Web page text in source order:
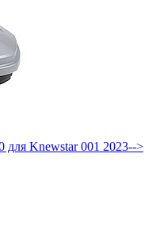
Knewstar 001 2023-->